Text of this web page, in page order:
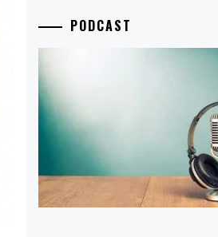
PODCAST